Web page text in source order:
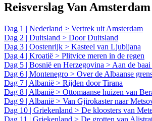
Reisverslag Van
Dag 1 | Nederland > Vertrek uit Amsterdam
Dag 2 | Duitsland > Door Duitsland
Dag 3 | Oostenrijk > Kasteel van Ljubljana
Dag 4 | Kroatië > Plitvice meren in de regen
Dag 5 | Bosnië en Herzegovina > Aan de
Dag 6 | Montenegro > Over de Albaanse
Dag 7 | Albanië > Rijden door Tirana
Dag 8 | Albanië > Ottomaanse huizen van
Dag 9 | Albanië > Van Gjirokaster naar
Dag 10 | Griekenland > De kloosters van